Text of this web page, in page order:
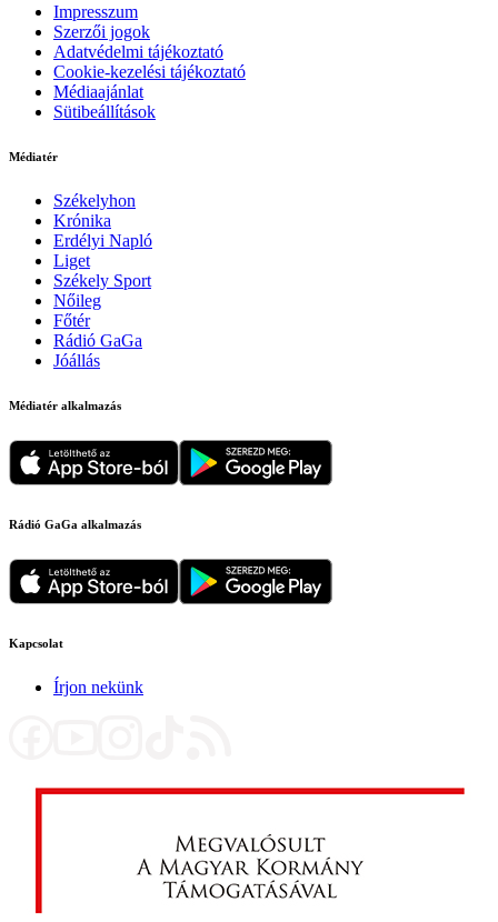
Impresszum
Szerzői jogok
Adatvédelmi tájékoztató
Cookie-kezelési tájékoztató
Médiaajánlat
Sütibeállítások
Médiatér
Székelyhon
Krónika
Erdélyi Napló
Liget
Székely Sport
Nőileg
Főtér
Rádió GaGa
Jóállás
Médiatér alkalmazás
Rádió GaGa alkalmazás
Kapcsolat
Írjon nekünk